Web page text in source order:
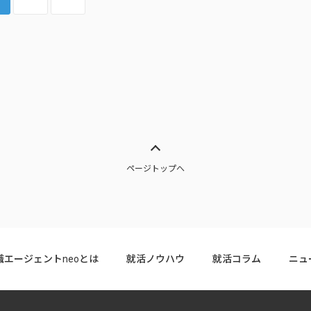
ページトップへ
エージェントneoとは 就活ノウハウ 就活コラム ニュ